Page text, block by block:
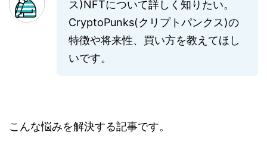
ス)NFTについて詳しく知りたい。
CryptoPunks(クリプトパンクス)の
特徴や将来性、買い方を教えてほし
いです。
こんな悩みを解決する記事です。